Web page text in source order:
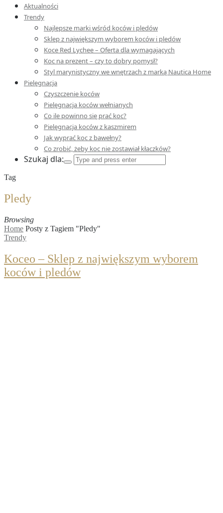
Aktualności
Trendy
Najlepsze marki wśród koców i pledów
Sklep z największym wyborem koców i pledów
Koce Red Lychee – Oferta dla wymagających
Koc na prezent – czy to dobry pomysł?
Styl marynistyczny we wnętrzach z marką Nautica Home
Pielęgnacja
Czyszczenie koców
Pielęgnacja koców wełnianych
Co ile powinno się prać koc?
Pielęgnacja koców z kaszmirem
Jak wyprać koc z bawełny?
Co zrobić, żeby koc nie zostawiał kłaczków?
Szukaj dla:
Tag
Pledy
Browsing
Home Posty z Tagiem "Pledy"
Trendy
Koceo – Sklep z największym wyborem
koców i pledów